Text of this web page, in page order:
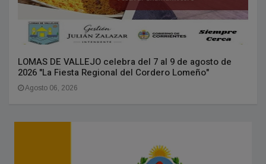
LOMAS DE VALLEJO celebra del 7 al 9 de agosto de
2026 "La Fiesta Regional del Cordero Lomeño"
Agosto 06, 2026